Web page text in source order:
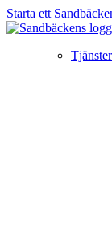
Starta ett
Tjänster